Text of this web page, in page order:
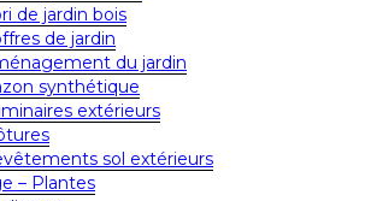
de jardin bois
de jardin
du jardin
synthétique
extérieurs
sol extérieurs
– Plantes